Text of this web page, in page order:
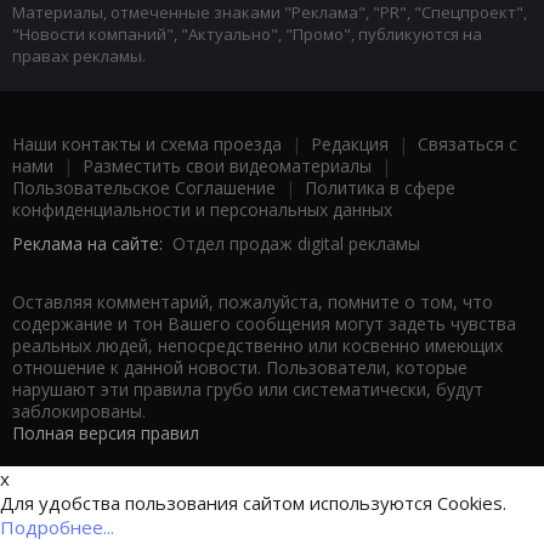
Материалы, отмеченные знаками "Реклама", "PR", "Спецпроект",
"Новости компаний", "Актуально", "Промо", публикуются на
правах рекламы.
Наши контакты и схема проезда | Редакция | Связаться с
нами | Разместить свои видеоматериалы |
Пользовательское Соглашение |
Политика в сфере
конфиденциальности и персональных данных
Реклама на сайте: Отдел продаж digital рекламы
Оставляя комментарий, пожалуйста, помните о том, что
содержание и тон Вашего сообщения могут задеть чувства
реальных людей, непосредственно или косвенно имеющих
отношение к данной новости. Пользователи, которые
нарушают эти правила грубо или систематически, будут
заблокированы.
Полная версия правил
x
Для удобства пользования сайтом используются Cookies.
Подробнее...